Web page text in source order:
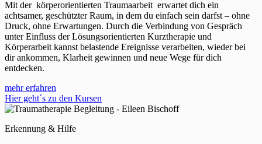
Mit der körperorientierten Traumaarbeit erwartet dich ein
achtsamer, geschützter Raum, in dem du einfach sein darfst – ohne
Druck, ohne Erwartungen. Durch die Verbindung von Gespräch
unter Einfluss der Lösungsorientierten Kurztherapie und
Körperarbeit kannst belastende Ereignisse verarbeiten, wieder bei
dir ankommen, Klarheit gewinnen und neue Wege für dich
entdecken.
mehr erfahren
Hier geht´s zu den Kursen
Erkennung & Hilfe